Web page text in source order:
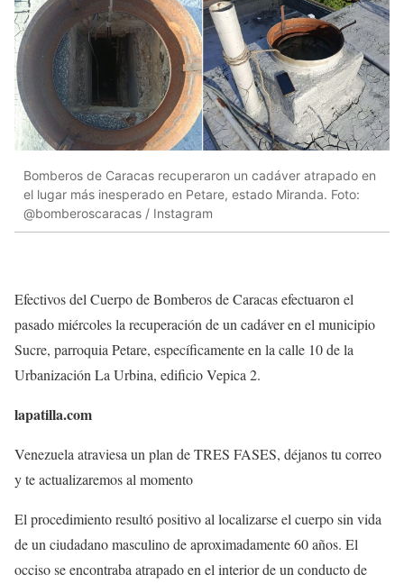
Bomberos de Caracas recuperaron un cadáver atrapado en
el lugar más inesperado en Petare, estado Miranda. Foto:
@bomberoscaracas / Instagram
Efectivos del Cuerpo de Bomberos de Caracas efectuaron el
pasado miércoles la recuperación de un cadáver en el municipio
Sucre, parroquia Petare, específicamente en la calle 10 de la
Urbanización La Urbina, edificio Vepica 2.
lapatilla.com
Venezuela atraviesa un plan de TRES FASES, déjanos tu correo
y te actualizaremos al momento
El procedimiento resultó positivo al localizarse el cuerpo sin vida
de un ciudadano masculino de aproximadamente 60 años. El
occiso se encontraba atrapado en el interior de un conducto de